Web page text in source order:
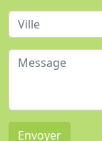
Envoyer